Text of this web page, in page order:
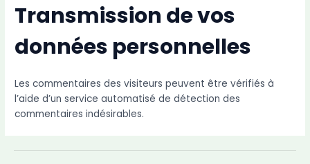
Transmission de vos
données personnelles
Les commentaires des visiteurs peuvent être vérifiés à
l’aide d’un service automatisé de détection des
commentaires indésirables.